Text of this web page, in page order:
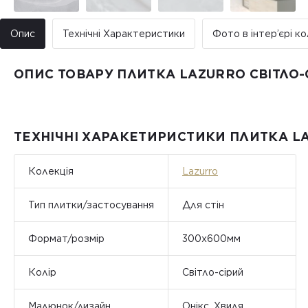
Опис Технічні Характеристики Фото в інтер’єрі
ОПИС ТОВАРУ ПЛИТКА LAZURRO СВІТЛО-
ТЕХНІЧНІ ХАРАКЕТИРИСТИКИ ПЛИТКА
Колекція Lazurro
Тип плитки/застосування Для стін
Формат/розмір 300x600мм
Колір Світло-сірий